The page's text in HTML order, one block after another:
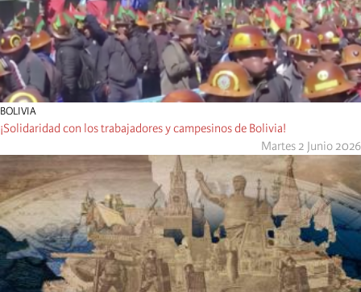
BOLIVIA
¡Solidaridad con los trabajadores y campesinos de Bolivia!
Martes 2 Junio 2026